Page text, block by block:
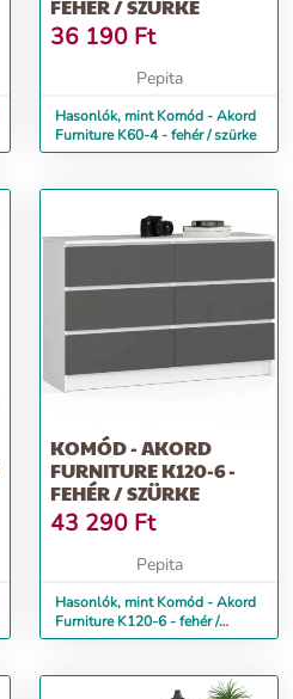
FEHÉR / SZÜRKE
36 190 Ft
Pepita
Hasonlók, mint Komód - Akord
Furniture K60-4 - fehér / szürke
KOMÓD - AKORD
FURNITURE K120-6 -
FEHÉR / SZÜRKE
43 290 Ft
Pepita
Hasonlók, mint Komód - Akord
Furniture K120-6 - fehér /
szürke